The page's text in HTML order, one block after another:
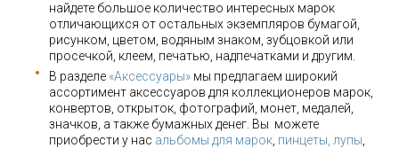
найдете большое количество интересных марок
отличающихся от остальных экземпляров бумагой,
рисунком, цветом, водяным знаком, зубцовкой или
просечкой, клеем, печатью, надпечатками и другим.
В разделе «Аксессуары» мы предлагаем широкий
ассортимент аксессуаров для коллекционеров марок,
конвертов, открыток, фотографий, монет, медалей,
значков, а также бумажных денег. Вы можете
приобрести у нас альбомы для марок пинцеты, лупы